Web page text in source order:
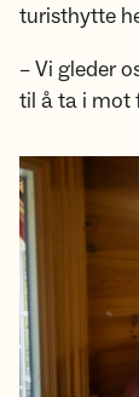
turisthytte
– Vi gleder
til å ta i mot